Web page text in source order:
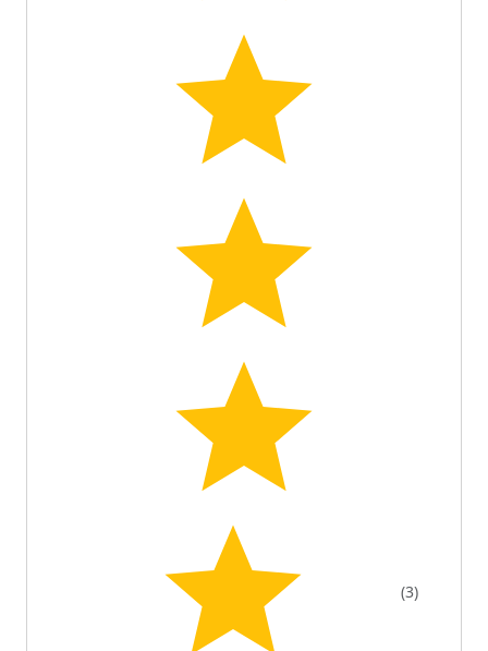
(3)